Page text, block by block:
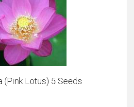
(Pink Lotus) 5 Seeds